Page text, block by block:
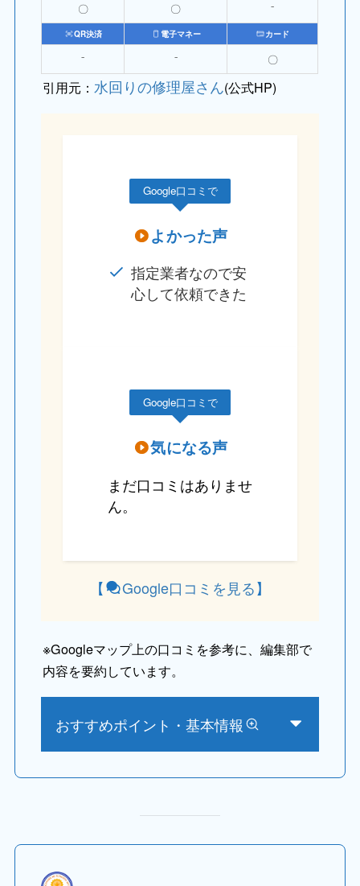
〇 〇 ⁻
QR決済 電子マネー カード
⁻ ⁻ 〇
引用元：水回りの修理屋さん(公式HP)
Google口コミで
よかった声
指定業者なので安
心して依頼できた
Google口コミで
気になる声
まだ口コミはありませ
ん。
【 Google口コミ を見る】
※Googleマップ上の口コミを参考に、編集部で
内容を要約しています。
おすすめポイント・基本情報